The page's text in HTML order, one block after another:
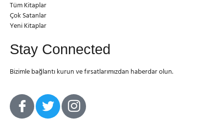
Tüm Kitaplar
Çok Satanlar
Yeni Kitaplar
Stay Connected
Bizimle bağlantı kurun ve fırsatlarımızdan haberdar olun.